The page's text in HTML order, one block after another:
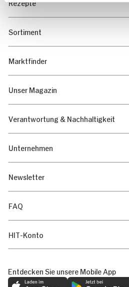
Rezepte
Sortiment
Marktfinder
Unser Magazin
Verantwortung & Nachhaltigkeit
Unternehmen
Newsletter
FAQ
HIT-Konto
Entdecken Sie unsere Mobile App